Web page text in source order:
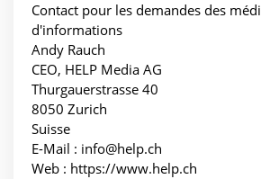
Contact pour les demandes des
d'informations
Andy Rauch
CEO, HELP Media AG
Thurgauerstrasse 40
8050 Zurich
Suisse
E-Mail : info@help.ch
Web : https://www.help.ch